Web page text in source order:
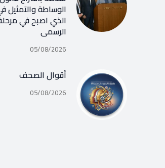
الوساطة والتمثيل
الذي اصبح في
الرسمي
05/08/2026
أقوال الصحف
05/08/2026